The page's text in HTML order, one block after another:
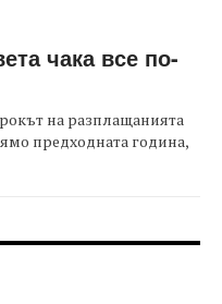
чака все по-
на разплащанията
предходната година,